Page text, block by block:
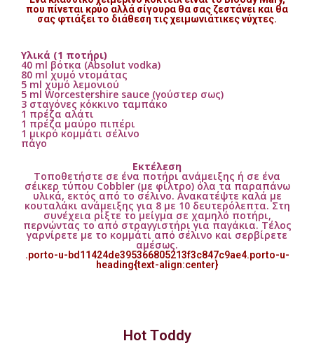
που πίνεται κρύο αλλά σίγουρα θα σας ζεστάνει και θα
σας φτιάξει το διάθεση τις χειμωνιάτικες νύχτες.
Υλικά (1 ποτήρι)
40 ml βότκα (Absolut vodka)
80 ml χυμό ντομάτας
5 ml χυμό λεμονιού
5 ml Worcestershire sauce (γούστερ σως)
3 σταγόνες κόκκινο ταμπάκο
1 πρέζα αλάτι
1 πρέζα μαύρο πιπέρι
1 μικρό κομμάτι σέλινο
πάγο
Εκτέλεση
Τοποθετήστε σε ένα ποτήρι ανάμειξης ή σε ένα
σέικερ τύπου Cobbler (με φίλτρο) όλα τα παραπάνω
υλικά, εκτός από το σέλινο. Ανακατέψτε καλά με
κουταλάκι ανάμειξης για 8 με 10 δευτερόλεπτα. Στη
συνέχεια ρίξτε το μείγμα σε χαμηλό ποτήρι,
περνώντας το από στραγγιστήρι για παγάκια. Τέλος
γαρνίρετε με το κομμάτι από σέλινο και σερβίρετε
αμέσως.
.porto-u-bd11424de395366805213f3c847c9ae4.porto-u-
heading{text-align:center}
Hot Τoddy